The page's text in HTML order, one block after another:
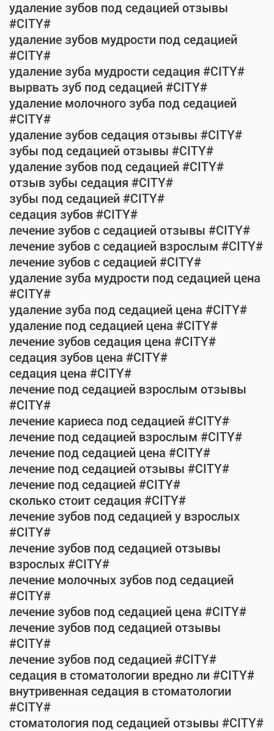
удаление зубов под седацией отзывы
#CITY#
удаление зубов мудрости под седацией
#CITY#
удаление зуба мудрости седация #CITY#
вырвать зуб под седацией #CITY#
удаление молочного зуба под седацией
#CITY#
удаление зубов седация отзывы #CITY#
зубы под седацией отзывы #CITY#
удаление зубов под седацией #CITY#
отзыв зубы седация #CITY#
зубы под седацией #CITY#
седация зубов #CITY#
лечение зубов с седацией отзывы #CITY#
лечение зубов с седацией взрослым #CITY#
лечение зубов с седацией #CITY#
удаление зуба мудрости под седацией цена
#CITY#
удаление зуба под седацией цена #CITY#
удаление под седацией цена #CITY#
лечение зубов седация цена #CITY#
седация зубов цена #CITY#
седация цена #CITY#
лечение под седацией взрослым отзывы
#CITY#
лечение кариеса под седацией #CITY#
лечение под седацией взрослым #CITY#
лечение под седацией цена #CITY#
лечение под седацией отзывы #CITY#
лечение под седацией #CITY#
сколько стоит седация #CITY#
лечение зубов под седацией у взрослых
#CITY#
лечение зубов под седацией отзывы
взрослых #CITY#
лечение молочных зубов под седацией
#CITY#
лечение зубов под седацией цена #CITY#
лечение зубов под седацией отзывы
#CITY#
лечение зубов под седацией #CITY#
седация в стоматологии вредно ли #CITY#
внутривенная седация в стоматологии
#CITY#
стоматология под седацией отзывы #CITY#